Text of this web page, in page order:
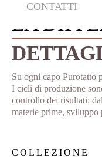
CONTATTI
LA
Su ogni capo Purotatto
I cicli di produzione
controllo dei risultati:
materie prime,
COLLEZIONE